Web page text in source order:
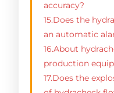
accuracy?
15.Does the
an automatic
16.About
production
17.Does the